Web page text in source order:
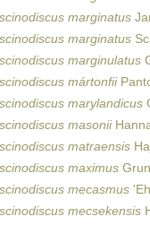
marginatus
marginatus
marginulatus
mártonfii
marylandicus
masonii
matraensis
maximus
mecasmus
mecsekensis